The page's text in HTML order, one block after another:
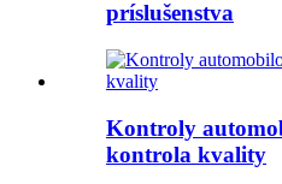
príslušenstva
Kontroly
kontrola kvality